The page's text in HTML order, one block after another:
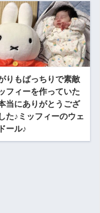
りもばっちりで素敵
フィーを作っていた
当にありがとうござ
た♪ミッフィーのウェ
ール♪